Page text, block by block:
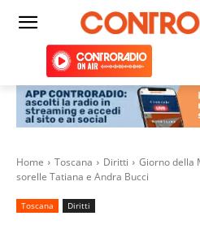
Home Toscana Diritti
Giorno della
sorelle Tatiana e Andra Bucci
Toscana Diritti